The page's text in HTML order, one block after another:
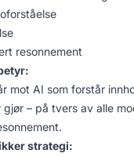
resonnement
mot AI som forstår
gjør – på tvers av alle
strategi: